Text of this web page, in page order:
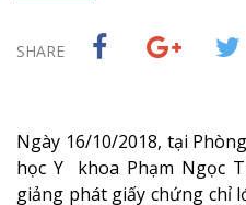
SHARE
Ngày 16/10/2018, tại
học Y khoa Phạm Ngọc
giảng phát giấy chứng chỉ